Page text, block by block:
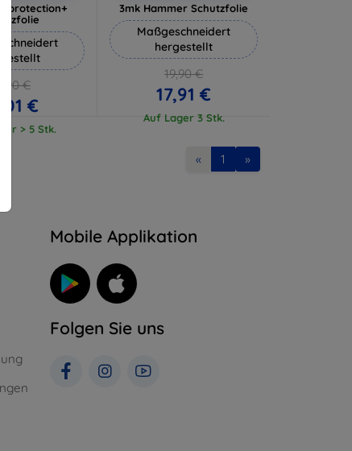
18,90 €
€
> 5 Stk.
3mk Hammer Schutzfolie
Maßgeschneidert
hergestellt
19,90 €
17,91 €
Auf Lager 3 Stk.
« 1 »
Mobile Applikation
Folgen Sie uns